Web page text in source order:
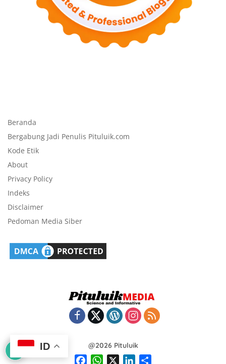
Beranda
Bergabung Jadi Penulis Pituluik.com
Kode Etik
About
Privacy Policy
Indeks
Disclaimer
Pedoman Media Siber
@2026 Pituluik
W
ID